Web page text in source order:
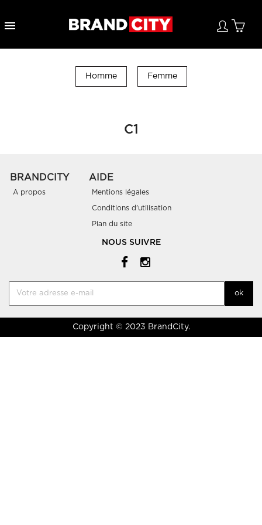

Homme Femme
C1
BRANDCITY
A propos
AIDE
Mentions légales
Conditions d'utilisation
Plan du site
NOUS SUIVRE
Copyright © 2023 BrandCity.